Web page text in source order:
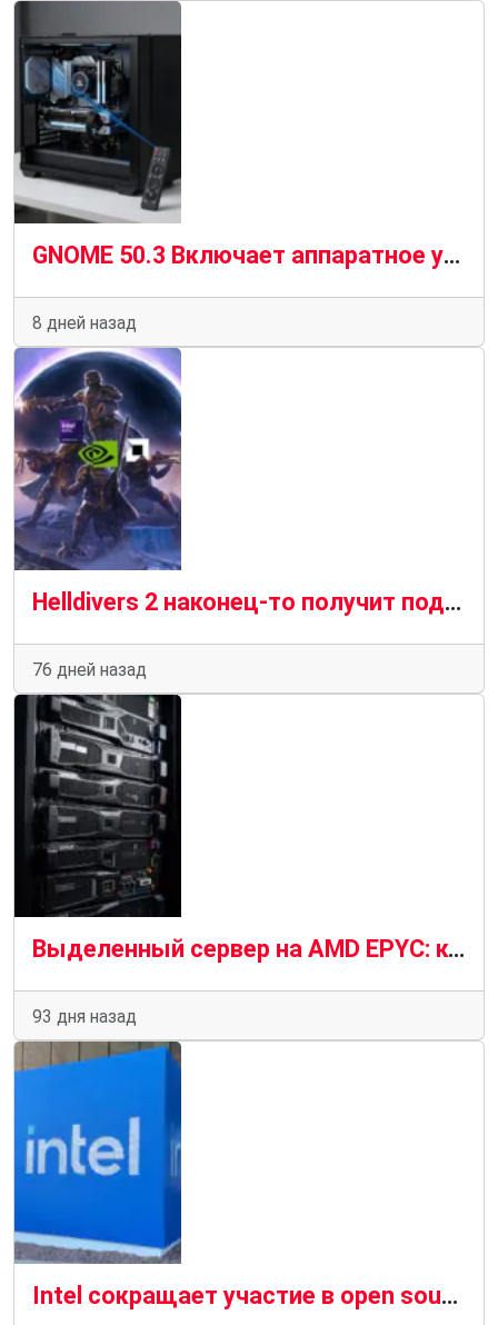
GNOME 50.3 Включает аппаратное ускорение удаленного рабочего стола для графических процессоров AMD
8 дней назад
Helldivers 2 наконец-то получит поддержку AMD FSR, Intel XeSS, Nvidia DLSS и других технологий
76 дней назад
Выделенный сервер на AMD EPYC: когда dedicated выгоднее облачного VPS
93 дня назад
Intel сокращает участие в open source: что означает закрытие проектов на GitHub